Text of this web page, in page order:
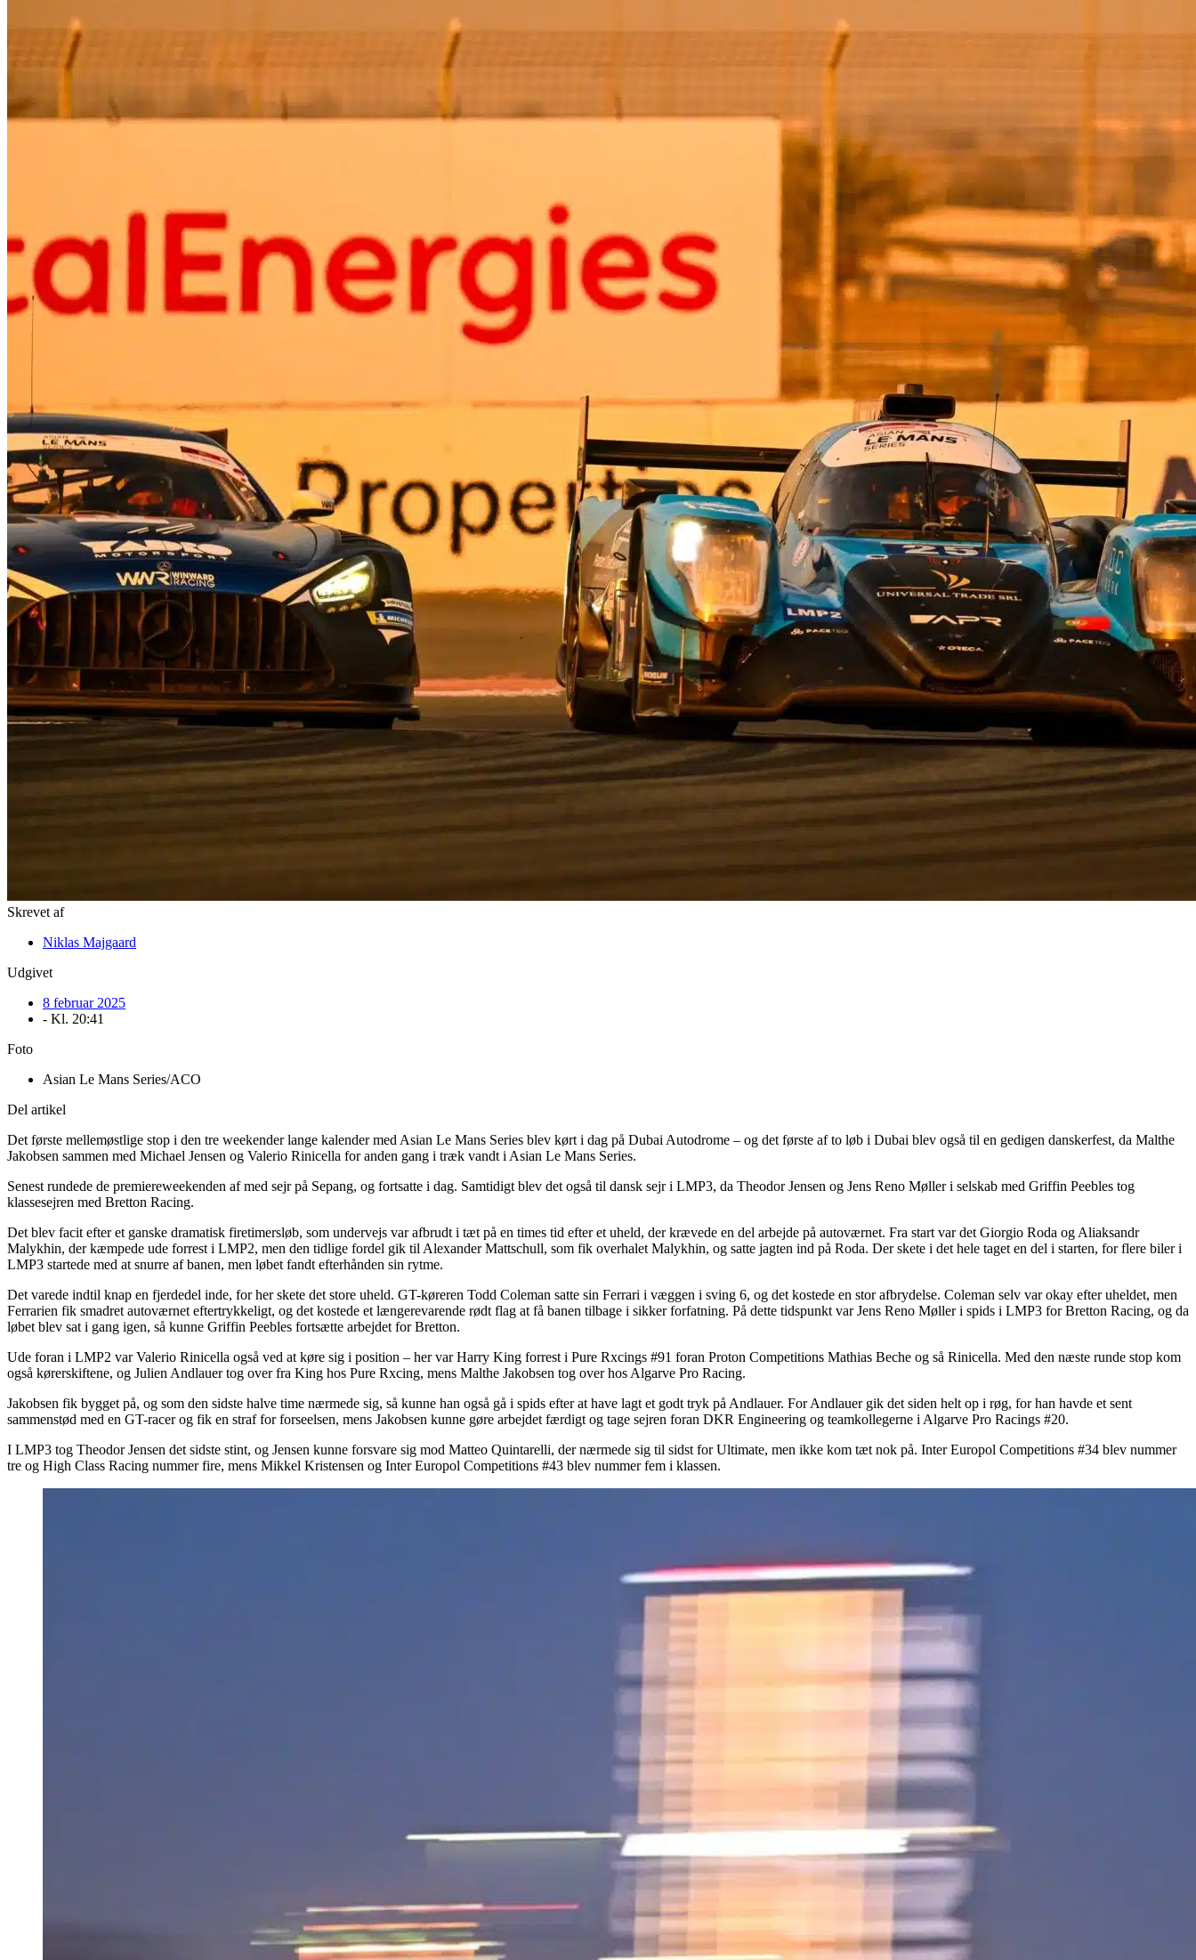
Skrevet af
Niklas Majgaard
Udgivet
8 februar 2025
- Kl. 20:41
Foto
Asian Le Mans Series/ACO
Del artikel
Det første mellemøstlige stop i den tre weekender lange kalender med Asian Le Mans Series blev kørt i dag på Dubai Autodrome – og det første af to løb i Dubai blev også til en gedigen danskerfest, da Malthe
Jakobsen sammen med Michael Jensen og Valerio Rinicella for anden gang i træk vandt i Asian Le Mans Series.
Senest rundede de premiereweekenden af med sejr på Sepang, og fortsatte i dag. Samtidigt blev det også til dansk sejr i LMP3, da Theodor Jensen og Jens Reno Møller i selskab med Griffin Peebles tog
klassesejren med Bretton Racing.
Det blev facit efter et ganske dramatisk firetimersløb, som undervejs var afbrudt i tæt på en times tid efter et uheld, der krævede en del arbejde på autoværnet. Fra start var det Giorgio Roda og Aliaksandr
Malykhin, der kæmpede ude forrest i LMP2, men den tidlige fordel gik til Alexander Mattschull, som fik overhalet Malykhin, og satte jagten ind på Roda. Der skete i det hele taget en del i starten, for flere biler i
LMP3 startede med at snurre af banen, men løbet fandt efterhånden sin rytme.
Det varede indtil knap en fjerdedel inde, for her skete det store uheld. GT-køreren Todd Coleman satte sin Ferrari i væggen i sving 6, og det kostede en stor afbrydelse. Coleman selv var okay efter uheldet, men
Ferrarien fik smadret autoværnet eftertrykkeligt, og det kostede et længerevarende rødt flag at få banen tilbage i sikker forfatning. På dette tidspunkt var Jens Reno Møller i spids i LMP3 for Bretton Racing, og da
løbet blev sat i gang igen, så kunne Griffin Peebles fortsætte arbejdet for Bretton.
Ude foran i LMP2 var Valerio Rinicella også ved at køre sig i position – her var Harry King forrest i Pure Rxcings #91 foran Proton Competitions Mathias Beche og så Rinicella. Med den næste runde stop kom
også kørerskiftene, og Julien Andlauer tog over fra King hos Pure Rxcing, mens Malthe Jakobsen tog over hos Algarve Pro Racing.
Jakobsen fik bygget på, og som den sidste halve time nærmede sig, så kunne han også gå i spids efter at have lagt et godt tryk på Andlauer. For Andlauer gik det siden helt op i røg, for han havde et sent
sammenstød med en GT-racer og fik en straf for forseelsen, mens Jakobsen kunne gøre arbejdet færdigt og tage sejren foran DKR Engineering og teamkollegerne i Algarve Pro Racings #20.
I LMP3 tog Theodor Jensen det sidste stint, og Jensen kunne forsvare sig mod Matteo Quintarelli, der nærmede sig til sidst for Ultimate, men ikke kom tæt nok på. Inter Europol Competitions #34 blev nummer
tre og High Class Racing nummer fire, mens Mikkel Kristensen og Inter Europol Competitions #43 blev nummer fem i klassen.